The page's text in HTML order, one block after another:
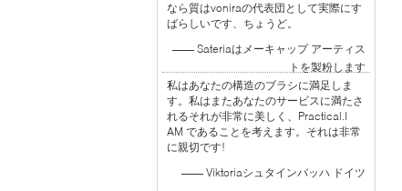
なら質はvoniraの代表団として実際にす
ばらしいです、ちょうど。
—— Sateriaはメーキャップ アーティス
トを製粉します
私はあなたの構造のブラシに満足しま
す。私はまたあなたのサービスに満たさ
れるそれが非常に美しく、Practical.I
AM であることを考えます。それは非常
に親切です!
—— Viktoriaシュタインバッハ ドイツ